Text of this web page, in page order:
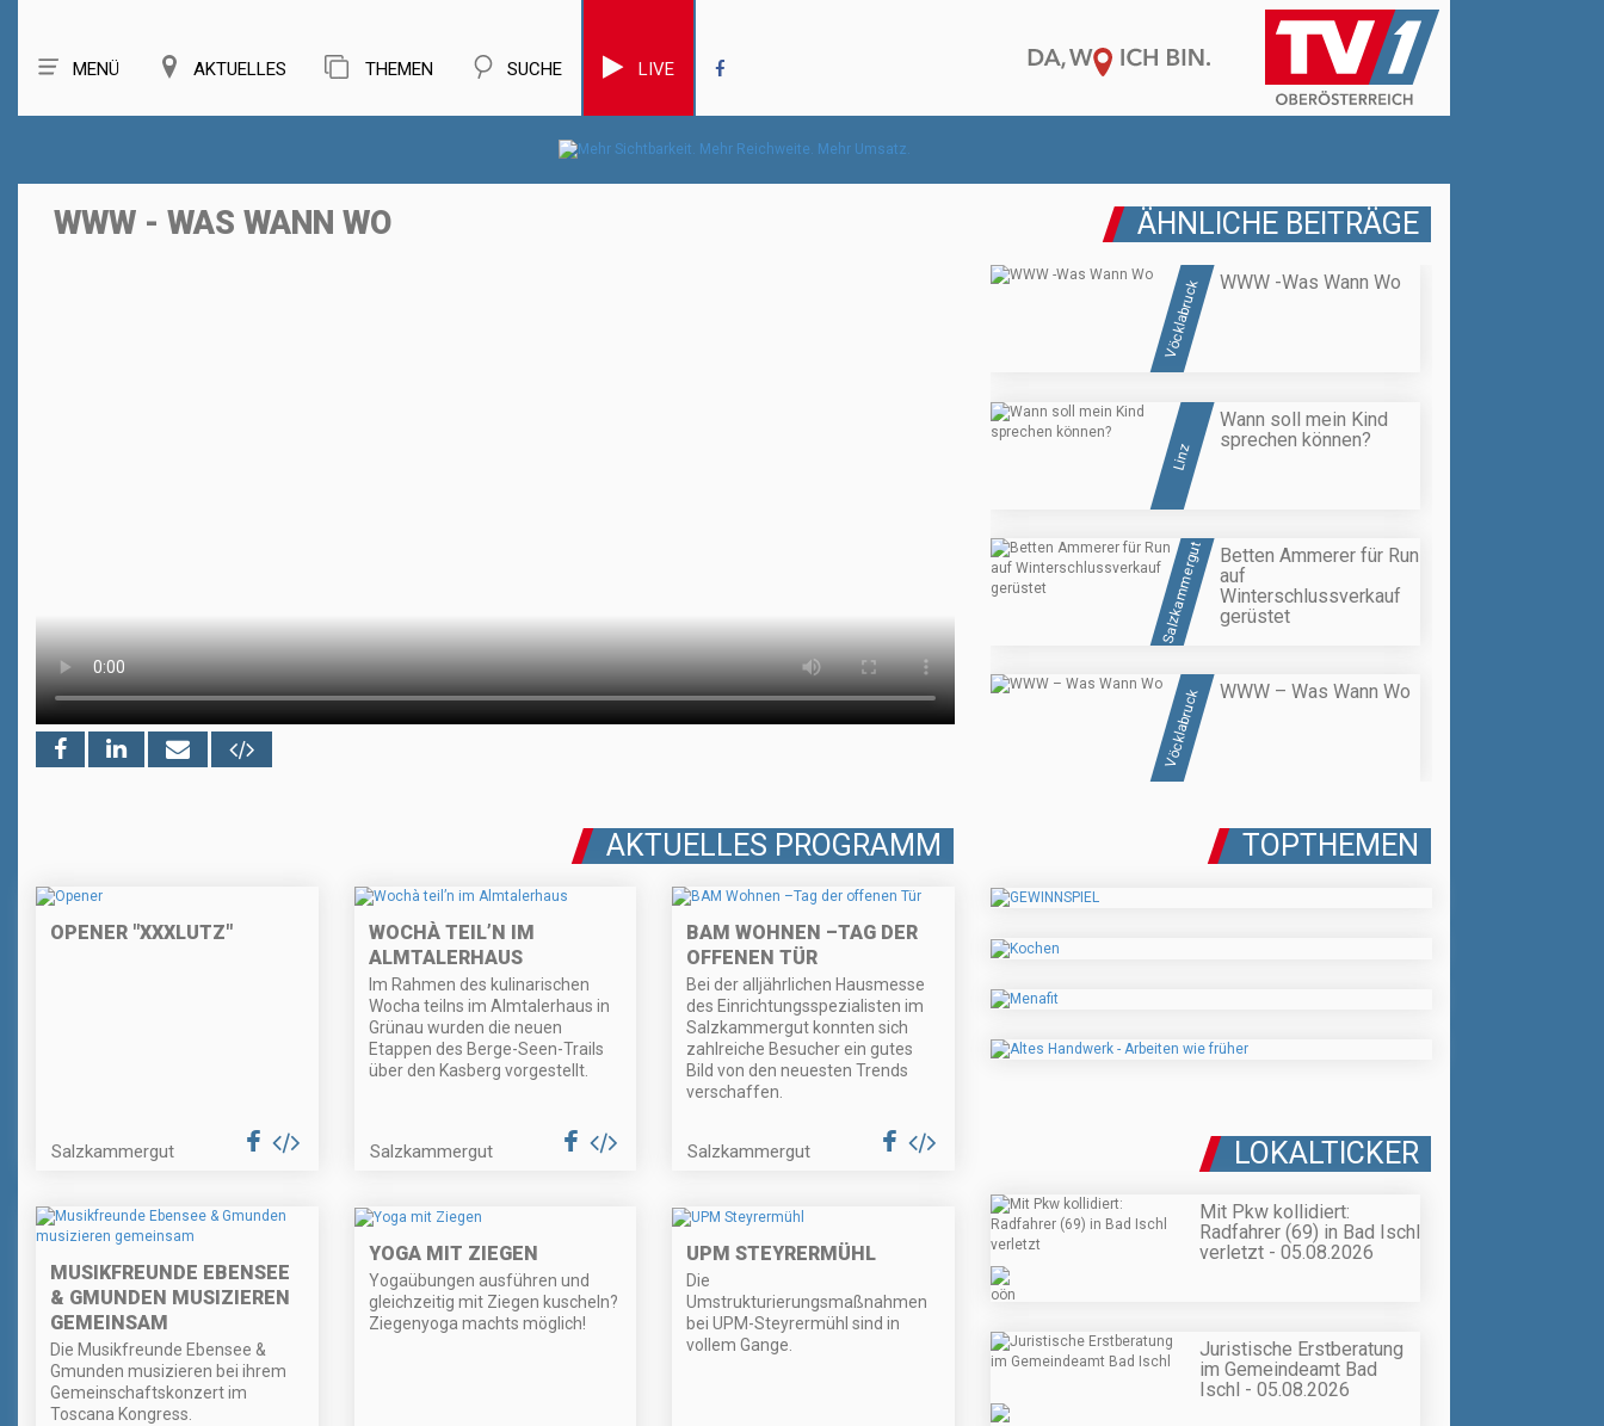
MENÜ AKTUELLES THEMEN SUCHE LIVE
WWW - WAS WANN WO ÄHNLICHE BEITRÄGE
Vöcklabruck WWW -Was Wann Wo
Linz
Wann soll mein Kind
sprechen können?
Salzkammergut
Betten Ammerer für Run
auf
Winterschlussverkauf
gerüstet
Vöcklabruck WWW – Was Wann Wo
AKTUELLES PROGRAMM
OPENER "XXXLUTZ"
Salzkammergut
WOCHÀ TEIL’N IM
ALMTALERHAUS
Im Rahmen des kulinarischen
Wocha teilns im Almtalerhaus in
Grünau wurden die neuen
Etappen des Berge-Seen-Trails
über den Kasberg vorgestellt.
Salzkammergut
BAM WOHNEN –TAG DER
OFFENEN TÜR
Bei der alljährlichen Hausmesse
des Einrichtungsspezialisten im
Salzkammergut konnten sich
zahlreiche Besucher ein gutes
Bild von den neuesten Trends
verschaffen.
Salzkammergut
MUSIKFREUNDE EBENSEE
& GMUNDEN MUSIZIEREN
GEMEINSAM
Die Musikfreunde Ebensee &
Gmunden musizieren bei ihrem
Gemeinschaftskonzert im
Toscana Kongress.
YOGA MIT ZIEGEN
Yogaübungen ausführen und
gleichzeitig mit Ziegen kuscheln?
Ziegenyoga machts möglich!
UPM STEYRERMÜHL
Die
Umstrukturierungsmaßnahmen
bei UPM-Steyrermühl sind in
vollem Gange.
TOPTHEMEN
LOKALTICKER
Mit Pkw kollidiert:
Radfahrer (69) in Bad Ischl
verletzt - 05.08.2026
Juristische Erstberatung
im Gemeindeamt Bad
Ischl - 05.08.2026